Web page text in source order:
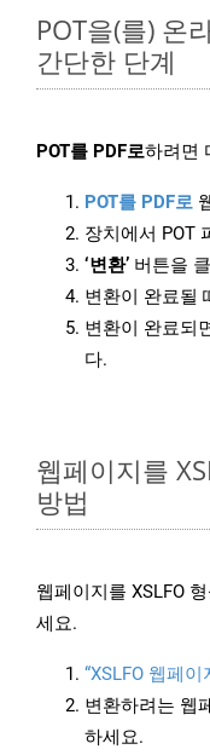
POT을(를) 온
간단한 단계
POT를 PDF로하려면
POT를 PDF로
장치에서 POT
‘변환’ 버튼을
변환이 완료될
변환이 완료되
다.
웹페이지를
방법
웹페이지를 XSLFO
세요.
“XSLFO 웹페이
변환하려는 웹
하세요.